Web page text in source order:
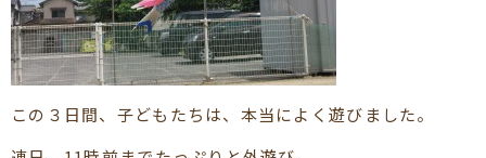
この３日間、子どもたちは、本当によく遊びました。